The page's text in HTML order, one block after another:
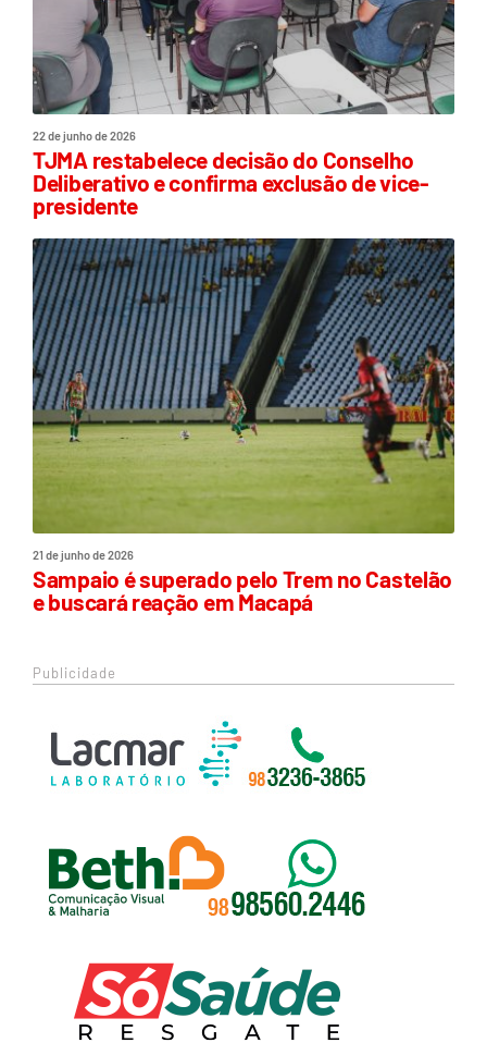
22 de junho de 2026
TJMA restabelece decisão do Conselho
Deliberativo e confirma exclusão de vice-
presidente
21 de junho de 2026
Sampaio é superado pelo Trem no Castelão
e buscará reação em Macapá
Publicidade